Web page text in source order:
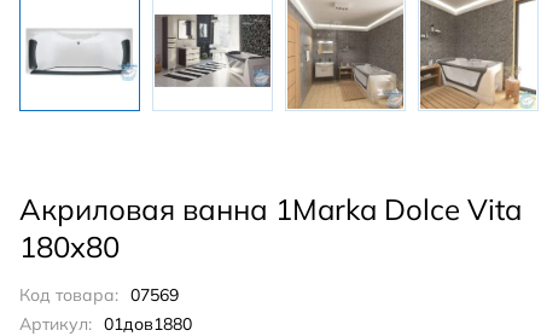
Акриловая ванна 1Marka Dolce Vita
180x80
Код товара: 07569
Артикул: 01дов1880